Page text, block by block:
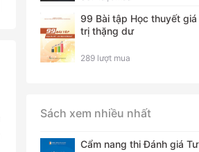
99 Bài tập Học thuyết giá
trị thặng dư
289 lượt mua
Sách xem nhiều nhất
Cẩm nang thi Đánh giá Tư